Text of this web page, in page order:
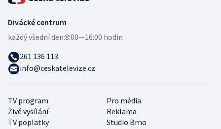
TV program
Pro média
Živé vysílání
Reklama
TV poplatky
Studio Brno
Divácké centrum
každý všední den:8:00—16:00 hodin
261 136 113
info@ceskatelevize.cz